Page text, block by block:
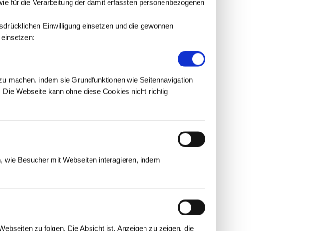
für die Verarbeitung der damit erfassten personenbezogenen
Einwilligung einsetzen und die gewonnen
machen, indem sie Grundfunktionen wie Seitennavigation
Webseite kann ohne diese Cookies nicht richtig
Besucher mit Webseiten interagieren, indem
zu folgen. Die Absicht ist, Anzeigen zu zeigen, die